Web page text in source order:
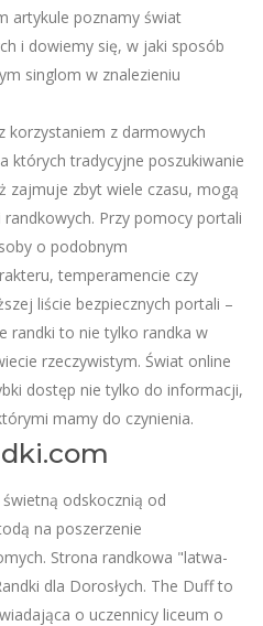
artykule poznamy świat
i dowiemy się, w jaki sposób
singlom w znalezieniu
korzystaniem z darmowych
których tradycyjne poszukiwanie
zajmuje zbyt wiele czasu, mogą
Przy pomocy portali
o podobnym
temperamencie czy
liście bezpiecznych portali –
randki to nie tylko randka w
rzeczywistym. Świat online
dostęp nie tylko do informacji,
mamy do czynienia.
odskocznią od
na poszerzenie
Strona randkowa "latwa-
dla Dorosłych. The Duff to
o uczennicy liceum o